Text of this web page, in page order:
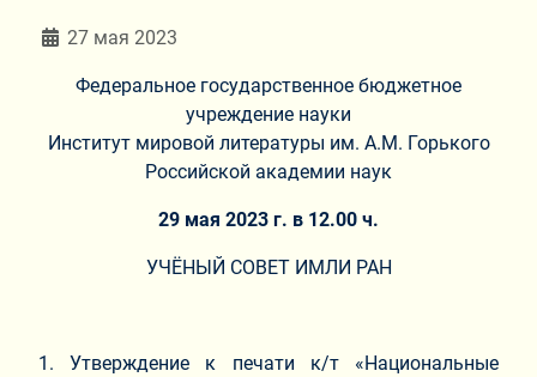
Информация о материале
27 мая 2023
Федеральное государственное бюджетное
учреждение науки
Институт мировой литературы им. А.М. Горького
Российской академии наук
29 мая 2023 г. в 12.00 ч.
УЧЁНЫЙ СОВЕТ ИМЛИ РАН
1. Утверждение к печати к/т «Национальные